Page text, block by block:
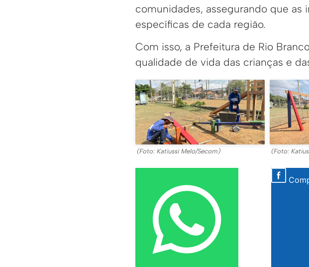
comunidades, assegurando que as
específicas de cada região.
Com isso, a Prefeitura de Rio
qualidade de vida das crianças e
(Foto: Katiussi Melo/Secom) (Foto: